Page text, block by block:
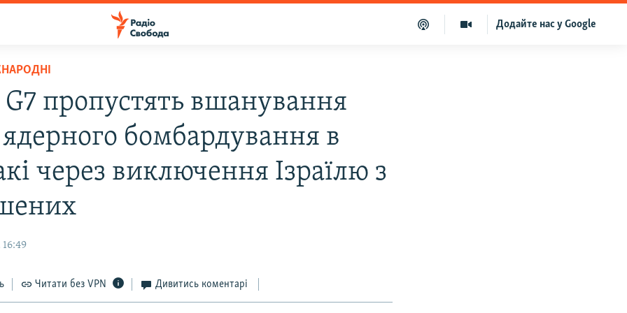
Додайте нас у Google
пропустять вшанування
бомбардування в
через виключення Ізраїлю з
Читати без VPN Дивитись коментарі